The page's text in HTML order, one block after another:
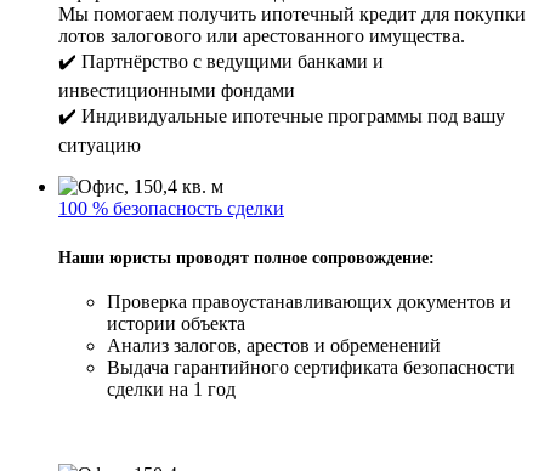
Мы помогаем получить ипотечный кредит для покупки
лотов залогового или арестованного имущества.
✔️ Партнёрство с ведущими банками и
инвестиционными фондами
✔️ Индивидуальные ипотечные программы под вашу
ситуацию
100 % безопасность сделки
Наши юристы проводят полное сопровождение:
Проверка правоустанавливающих документов и
истории объекта
Анализ залогов, арестов и обременений
Выдача гарантийного сертификата безопасности
сделки на 1 год